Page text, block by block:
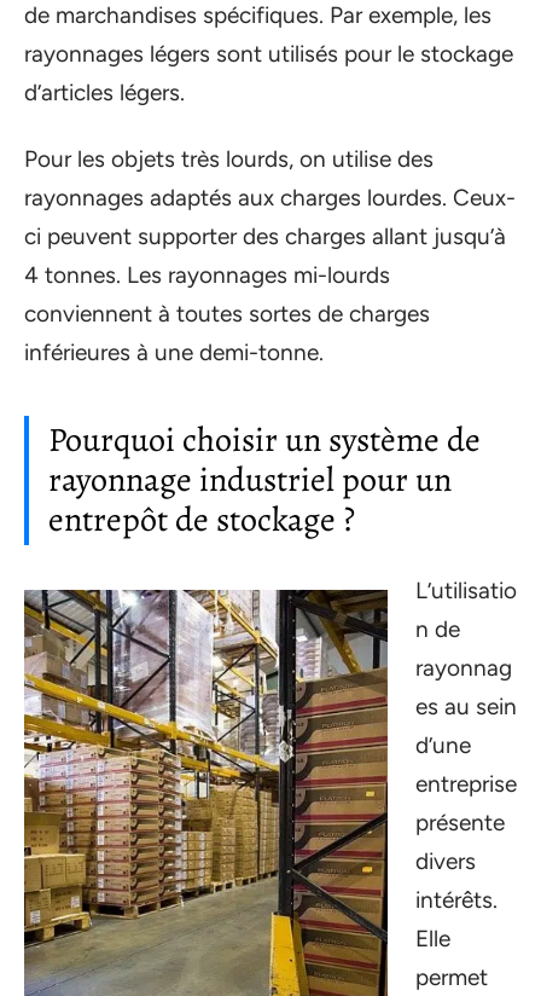
de marchandises spécifiques. Par exemple, les
rayonnages légers sont utilisés pour le stockage
d’articles légers.
Pour les objets très lourds, on utilise des
rayonnages adaptés aux charges lourdes. Ceux-
ci peuvent supporter des charges allant jusqu’à
4 tonnes. Les rayonnages mi-lourds
conviennent à toutes sortes de charges
inférieures à une demi-tonne.
Pourquoi choisir un système de
rayonnage industriel pour un
entrepôt de stockage ?
L’utilisatio
n de
rayonnag
es au sein
d’une
entreprise
présente
divers
intérêts.
Elle
permet